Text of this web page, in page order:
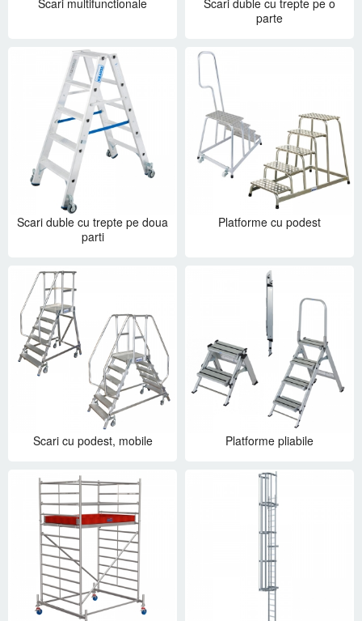
parte
Scari duble cu trepte pe doua
parti
Platforme cu podest
Scari cu podest, mobile Platforme pliabile